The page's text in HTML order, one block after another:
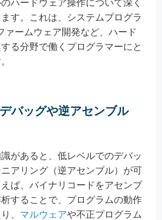
ハードウェア操作について深く
す。これは、システムプログラ
ァームウェア開発など、ハード
る分野で働くプログラマーにと
バッグや逆アセンブル
があると、低レベルでのデバッ
アリング（逆アセンブル）が可
ば、バイナリコードをアセンブ
することで、プログラムの動作
、 マルウェアや不正プログラム